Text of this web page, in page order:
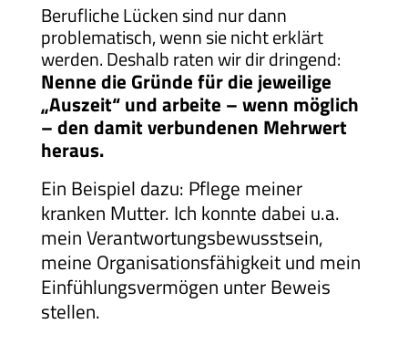
Berufliche Lücken sind nur dann
problematisch, wenn sie nicht erklärt
werden. Deshalb raten wir dir dringend:
Nenne die Gründe für die jeweilige
„Auszeit“ und arbeite – wenn möglich
– den damit verbundenen Mehrwert
heraus.
Ein Beispiel dazu: Pflege meiner
kranken Mutter. Ich konnte dabei u.a.
mein Verantwortungsbewusstsein,
meine Organisationsfähigkeit und mein
Einfühlungsvermögen unter Beweis
stellen.